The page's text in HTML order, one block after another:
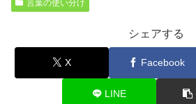
言葉の使い分け
シェアする
X Facebook
LINE